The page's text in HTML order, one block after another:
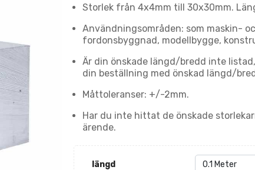
Storlek från 4x4mm till 30x30mm.
Användningsområden: som maskin-
fordonsbyggnad, modellbygge,
Är din önskade längd/bredd inte
din beställning med önskad längd/
Måttoleranser: +/-2mm.
Har du inte hittat de önskade
ärende.
längd